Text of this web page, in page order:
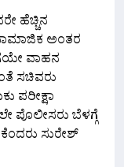
ಹೆಚ್ಚಿನ
ಅಂತರ
ವಾಹನ
ಸಚಿವರು
ಪರೀಕ್ಷಾ
ಪೊಲೀಸರು ಬೆಳಗ್ಗೆ
ಸುರೇಶ್